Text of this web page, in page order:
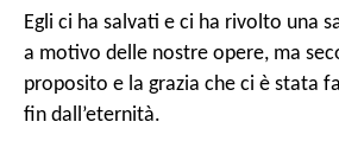
Egli ci ha salvati e ci ha rivolto una
a motivo delle nostre opere, ma
proposito e la grazia che ci è stata
fin dall’eternità.